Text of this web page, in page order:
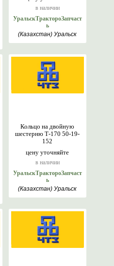
в наличии
УральскТрактороЗапчаст
ь
(Казахстан) Уральск
цену уточняйте
в наличии
Кольцо на двойную
шестерню Т-170 50-19-
152
УральскТрактороЗапчаст
ь
(Казахстан) Уральск